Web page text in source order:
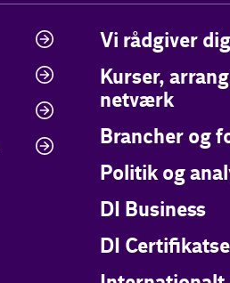
Vi rådgiver dig
Kurser,
netværk
Brancher og
Politik og
DI Business
DI